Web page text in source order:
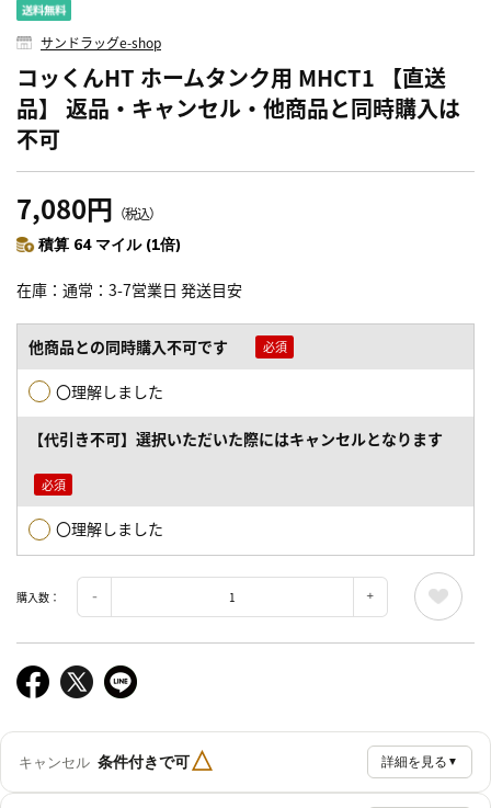
サンドラッグe-shop
コッくんHT ホームタンク用 MHCT1 【直送
品】 返品・キャンセル・他商品と同時購入は
不可
7,080円 （税込）
積算 64 マイル (1倍)
在庫 通常：3-7営業日 発送目安
他商品との同時購入不可です
〇理解しました
【代引き不可】選択いただいた際にはキャンセルとなります
〇理解しました
購入数：
キャンセル 条件付きで可△ 詳細を見る ▼